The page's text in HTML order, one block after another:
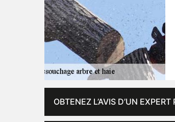
OBTENEZ L’AVIS D’UN